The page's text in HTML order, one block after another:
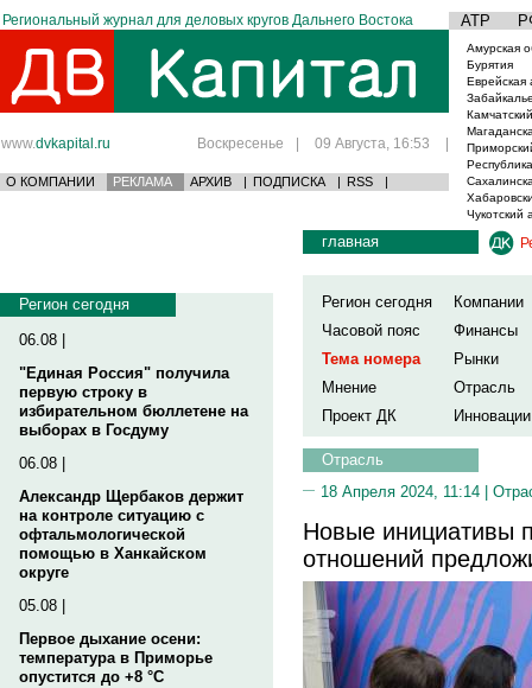
Региональный журнал для деловых кругов Дальнего Востока АТР
www.dvkapital.ru Воскресенье | 09 Августа, 16:53 |
О КОМПАНИИ РЕКЛАМА АРХИВ | ПОДПИСКА | RSS |
Амурская
Бурятия
Еврейская
Чукотский
Регион сегодня
06.08 |
"Единая Россия" получила
первую строку в
избирательном бюллетене на
выборах в Госдуму
06.08 |
Александр Щербаков держит
на контроле ситуацию с
офтальмологической
помощью в Ханкайском
округе
05.08 |
Первое дыхание осени:
температура в Приморье
опустится до +8 °C
главная
Регион сегодня
Компании
Часовой пояс
Финансы
Тема номера
Рынки
Мнение
Отрасль
Проект ДК
Инновации
Отрасль
18 Апреля 2024, 11:14 |
Новые инициативы
отношений